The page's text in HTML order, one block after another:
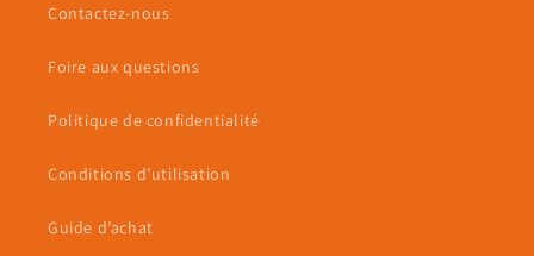
Contactez-nous
Foire aux questions
Politique de confidentialité
Conditions d’utilisation
Guide d’achat